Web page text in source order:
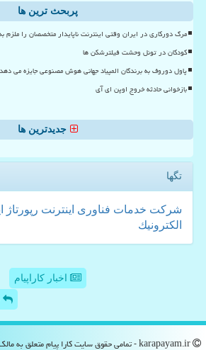
پربحث ترین ها
مرگ دورکاری در ایران وقتی اینترنت ناپایدار متخصصان را ملزم
کودکان در تونل وحشت فیلترشکن ها
پاول دوروف به برندگان المپیاد جهانی هوش مصنوعی جایزه می دهد
بازخوانی حادثه خروج اوپن ای آی
جدیدترین ها
تگها
شركت خدمات فناوری اینترنت رپورتاژ
الكترونیك
اخبار کاراپیام